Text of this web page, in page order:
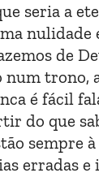
seria a
nulidade
de
num trono,
é fácil
do que
sempre à
erradas